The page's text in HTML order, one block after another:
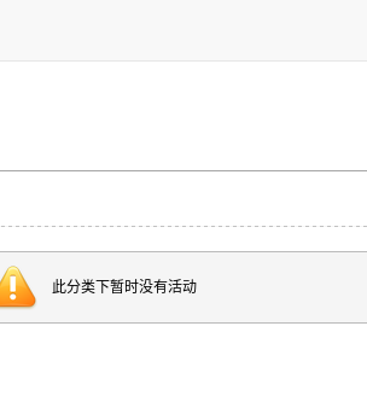
此分类下暂时没有活动